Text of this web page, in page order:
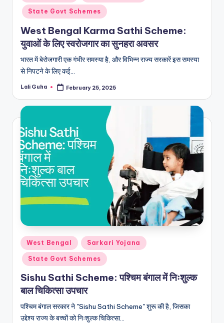
in
State Govt Schemes
West Bengal Karma Sathi Scheme:
युवाओं के लिए स्वरोजगार का सुनहरा अवसर
भारत में बेरोजगारी एक गंभीर समस्या है, और विभिन्न राज्य सरकारें इस समस्या
से निपटने के लिए कई…
Posted
Lali Guha February 25, 2025
Posted
in
West Bengal Sarkari Yojana
State Govt Schemes
Sishu Sathi Scheme: पश्चिम बंगाल में निःशुल्क
बाल चिकित्सा उपचार
पश्चिम बंगाल सरकार ने "Sishu Sathi Scheme" शुरू की है, जिसका
उद्देश्य राज्य के बच्चों को निःशुल्क चिकित्सा…